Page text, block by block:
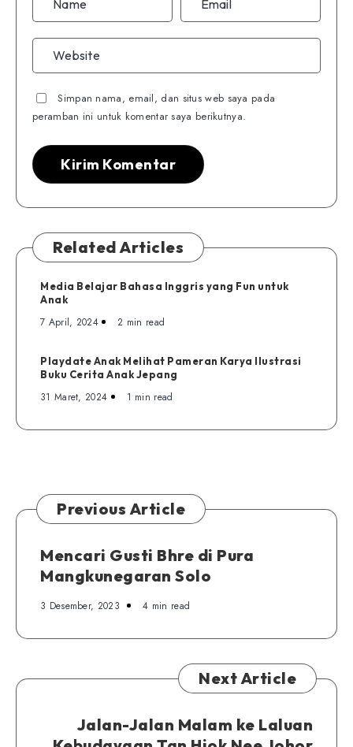
Simpan nama, email, dan situs web saya pada
peramban ini untuk komentar saya berikutnya.
Related Articles
Media Belajar Bahasa Inggris yang Fun untuk
Anak
7 April, 2024 2 min read
Playdate Anak Melihat Pameran Karya Ilustrasi
Buku Cerita Anak Jepang
31 Maret, 2024 1 min read
Previous Article
Mencari Gusti Bhre di Pura
Mangkunegaran Solo
3 Desember, 2023 4 min read
Next Article
Jalan-Jalan Malam ke Laluan